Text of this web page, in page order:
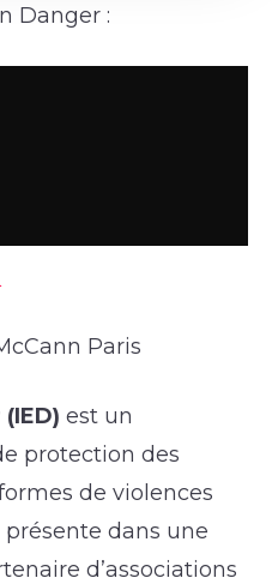
Danger :
Paris
est un
protection des
de violences
dans une
d’associations